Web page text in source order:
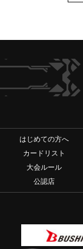
はじめての方へ
カードリスト
大会ルール
公認店